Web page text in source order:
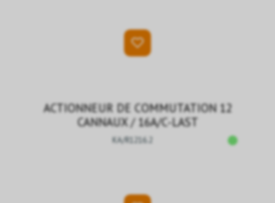
ACTIONNEUR DE COMMUTATION 12
CANNAUX / 16A/C-LAST
KA/R1216.2